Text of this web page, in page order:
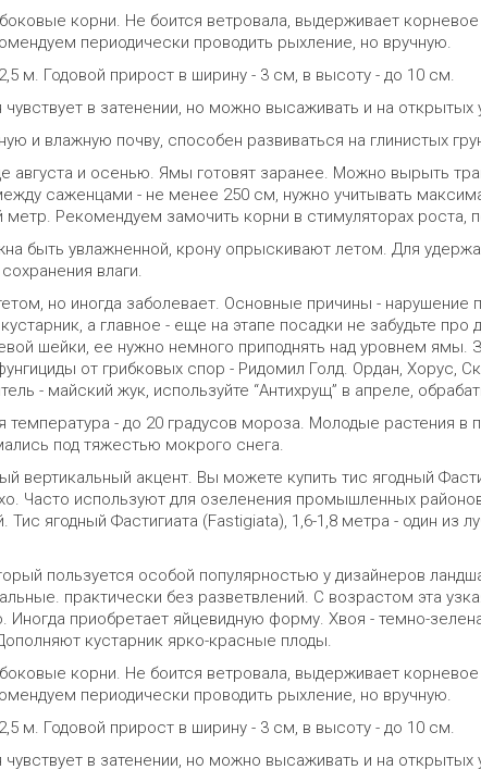
корни. Не боится ветровала, выдерживает
периодически проводить рыхление, но вручную.
м. Годовой прирост в ширину - 3 см, в высоту - до 10 см.
в затенении, но можно высаживать и на открытых
и влажную почву, способен развиваться на глинистых
августа и осенью. Ямы готовят заранее. Можно вырыть
саженцами - не менее 250 см, нужно учитывать
Рекомендуем замочить корни в стимуляторах роста,
быть увлажненной, крону опрыскивают летом. Для
влаги.
но иногда заболевает. Основные причины - нарушение
а главное - еще на этапе посадки не забудьте
шейки, ее нужно немного приподнять над уровнем ямы.
от грибковых спор - Ридомил Голд. Ордан, Хорус,
- майский жук, используйте “Антихрущ” в апреле,
температура - до 20 градусов мороза. Молодые растения в
под тяжестью мокрого снега.
вертикальный акцент. Вы можете купить тис ягодный
Часто используют для озеленения промышленных
Тис ягодный Фастигиата (Fastigiata), 1,6-1,8 метра - один из
пользуется особой популярностью у дизайнеров
практически без разветвлений. С возрастом эта
приобретает яйцевидную форму. Хвоя - темно-
кустарник ярко-красные плоды.
корни. Не боится ветровала, выдерживает
периодически проводить рыхление, но вручную.
м. Годовой прирост в ширину - 3 см, в высоту - до 10 см.
в затенении, но можно высаживать и на открытых